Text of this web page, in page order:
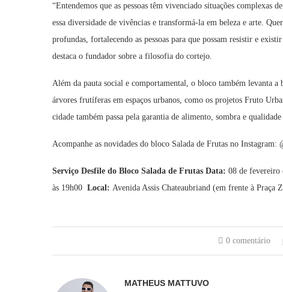
“Entendemos que as pessoas têm vivenciado situações complexas
essa diversidade de vivências e transformá-la em beleza e arte.
profundas, fortalecendo as pessoas para que possam resistir e
destaca o fundador sobre a filosofia do cortejo.
Além da pauta social e comportamental, o bloco também levanta
árvores frutíferas em espaços urbanos, como os projetos Fruto
cidade também passa pela garantia de alimento, sombra e
Acompanhe as novidades do bloco Salada de Frutas no Instagram:
Serviço Desfile do Bloco Salada de Frutas Data: 08 de fevereiro
às 19h00 Local: Avenida Assis Chateaubriand (em frente à
0 comentário
MATHEUS MATTUVO